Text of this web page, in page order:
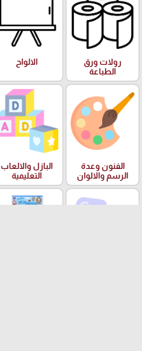
رولات ورق
الطباعة
الالواح
الفنون وعدة
الرسم والالوان
البازل والالعاب
التعليمية